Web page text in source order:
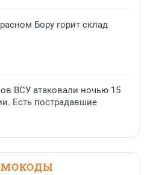
Бору горит склад
ВСУ атаковали ночью 15
Есть пострадавшие